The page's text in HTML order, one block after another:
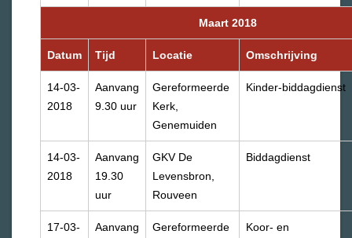
Maart 2018
Datum Tijd Locatie Omschrijving
14-03-
2018
Aanvang
9.30 uur
Gereformeerde
Kerk,
Genemuiden
Kinder-biddagdienst
14-03-
2018
Aanvang
19.30
uur
GKV De
Levensbron,
Rouveen
Biddagdienst
17-03-
Aanvang
Gereformeerde
Koor- en